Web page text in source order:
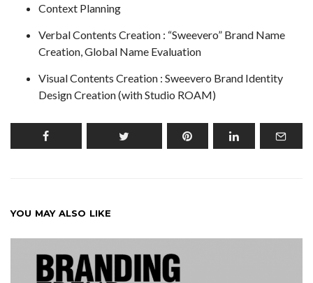
Context Planning
Verbal Contents Creation : “Sweevero” Brand Name
Creation, Global Name Evaluation
Visual Contents Creation : Sweevero Brand Identity
Design Creation (with Studio ROAM)
YOU MAY ALSO LIKE